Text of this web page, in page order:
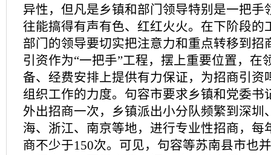
异性，但凡是乡镇和部门领导特别是一把手
往能搞得有声有色、红红火火。在下阶段的
部门的领导要切实把注意力和重点转移到招
引资作为“一把手”工程，摆上重要位置，在
备、经费安排上提供有力保证，为招商引资
组织工作的力度。句容市要求乡镇和党委书
外出招商一次，乡镇派出小分队频繁到深圳
海、浙江、南京等地，进行专业性招商，每
商不少于150次。可见，句容等苏南县市也